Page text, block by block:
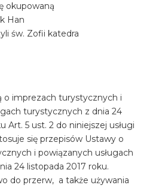
okupowaną
Han
św. Zofii katedra
o imprezach turystycznych i
turystycznych z dnia 24
Art. 5 ust. 2 do niniejszej usługi
się przepisów Ustawy o
i powiązanych usługach
24 listopada 2017 roku.
do przerw, a także używania